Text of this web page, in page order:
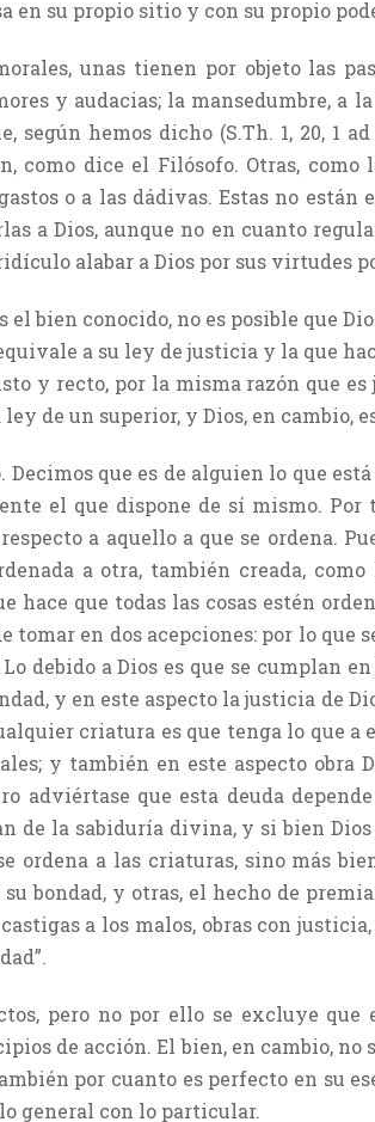
en su propio sitio y con su propio
unas tienen por objeto las
y audacias; la mansedumbre, a
según hemos dicho (S.Th. 1, 20, 1
como dice el Filósofo. Otras,
o a las dádivas. Estas no
a Dios, aunque no en cuanto
alabar a Dios por sus virtudes
el bien conocido, no es posible que
a su ley de justicia y la que
y recto, por la misma razón que
de un superior, y Dios, en cambio,
Decimos que es de alguien lo que
el que dispone de sí mismo.
a aquello a que se ordena.
a otra, también creada,
hace que todas las cosas estén
en dos acepciones: por lo que
debido a Dios es que se cumplan
y en este aspecto la justicia de
criatura es que tenga lo que a
y también en este aspecto obra
adviértase que esta deuda
de la sabiduría divina, y si bien
ordena a las criaturas, sino más
bondad, y otras, el hecho de
a los malos, obras con
pero no por ello se excluye que
de acción. El bien, en cambio, no
por cuanto es perfecto en su
general con lo particular.